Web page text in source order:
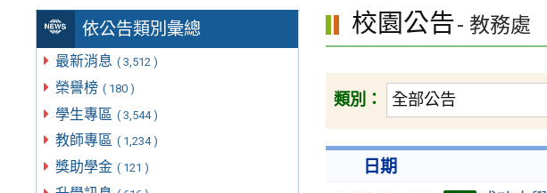
依公告類別彙總
最新消息 ( 3,512 )
榮譽榜 ( 180 )
學生專區 ( 3,544 )
教師專區 ( 1,234 )
獎助學金 ( 121 )
校園公告- 教務處
類別：
日期